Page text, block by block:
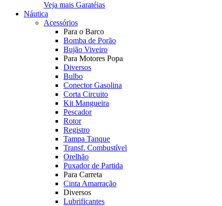
Veja mais Garatéias
Náutica
Acessórios
Para o Barco
Bomba de Porão
Bujão Viveiro
Para Motores Popa
Diversos
Bulbo
Conector Gasolina
Corta Circuito
Kit Mangueira
Pescador
Rotor
Registro
Tampa Tanque
Transf. Combustível
Orelhão
Puxador de Partida
Para Carreta
Cinta Amarração
Diversos
Lubrificantes